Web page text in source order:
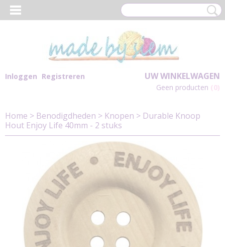
Inloggen Registreren UW WINKELWAGEN
Geen producten (0)
Home > Benodigdheden > Knopen > Durable Knoop
Hout Enjoy Life 40mm - 2 stuks